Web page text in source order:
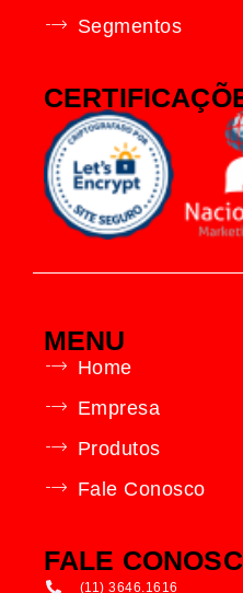
Segmentos
MENU
Home
Empresa
Produtos
Fale Conosco
FALE
(11) 3646.1616